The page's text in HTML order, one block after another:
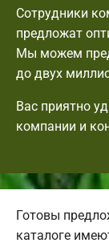
Сотрудники
предложат
Мы можем
до двух
Вас приятно
компании и
Готовы
каталоге